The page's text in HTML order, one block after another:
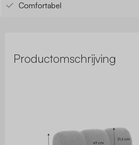
Comfortabel
Productomschrijving